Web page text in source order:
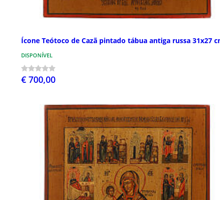
Ícone Teótoco de Cazã pintado tábua antiga russa 31x27
DISPONÍVEL
€ 700,00